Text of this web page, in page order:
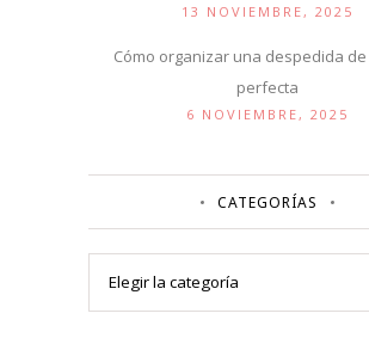
13 NOVIEMBRE, 2025
Cómo organizar una despedida
perfecta
6 NOVIEMBRE, 2025
CATEGORÍAS